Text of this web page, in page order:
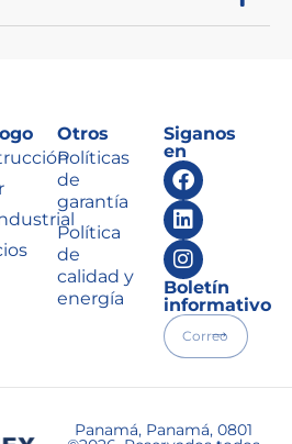
Otros
Políticas
de
garantía
Política
de
calidad y
energía
Siganos
en
Boletín
informativo
Panamá, Panamá, 0801